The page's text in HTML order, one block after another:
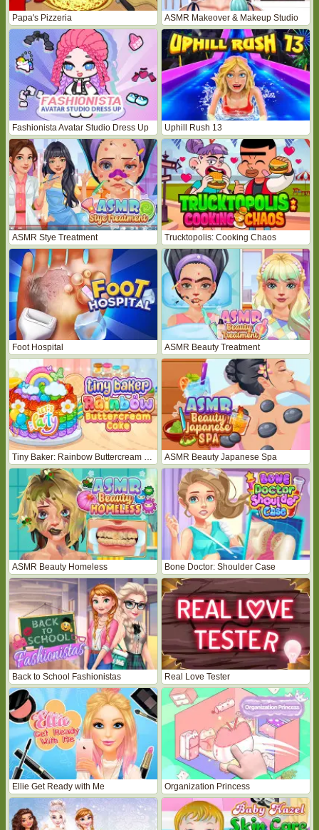
Papa's Pizzeria ASMR Makeover & Makeup Studio
Fashionista Avatar Studio Dress Up Uphill Rush 13
ASMR Stye Treatment Trucktopolis: Cooking Chaos
Foot Hospital ASMR Beauty Treatment
Tiny Baker: Rainbow Buttercream Cake ASMR Beauty Japanese Spa
ASMR Beauty Homeless Bone Doctor: Shoulder Case
Back to School Fashionistas Real Love Tester
Ellie Get Ready with Me Organization Princess